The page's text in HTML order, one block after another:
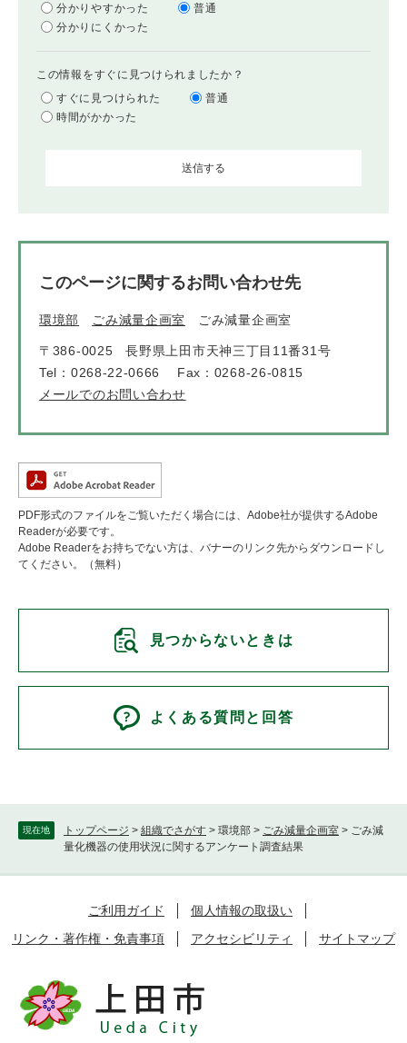
現在地 トップページ > 組織でさがす > 環境部 > ごみ減量企画室 > ごみ減
量化機器の使用状況に関するアンケート調査結果
分かりやすかった
普通
分かりにくかった
この情報をすぐに見つけられましたか？
すぐに見つけられた
普通
時間がかかった
このページに関するお問い合わせ先
環境部 ごみ減量企画室 ごみ減量企画室
〒386-0025
長野県上田市天神三丁目11番31号
Tel：0268-22-0666
Fax：0268-26-0815
メールでのお問い合わせ
PDF形式のファイルをご覧いただく場合には、Adobe社が提供するAdobe
Readerが必要です。
Adobe Readerをお持ちでない方は、バナーのリンク先からダウンロードし
てください。（無料）
見つからないときは
よくある質問と回答
ご利用ガイド
個人情報の取扱い
リンク・著作権・免責事項
アクセシビリティ サイトマップ